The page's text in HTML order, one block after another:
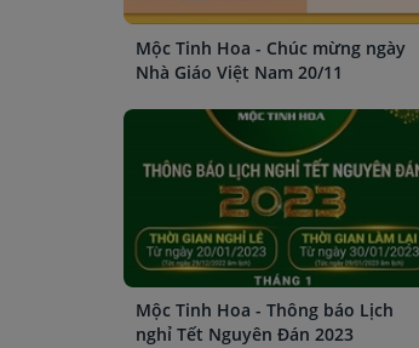
Mộc Tinh Hoa - Chúc mừng ngày
Nhà Giáo Việt Nam 20/11
Mộc Tinh Hoa - Thông báo Lịch
nghỉ Tết Nguyên Đán 2023